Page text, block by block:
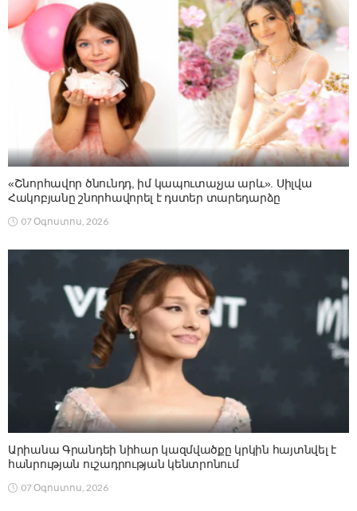
«Շնորհավոր ծնունդդ, իմ կապուտաչյա արև». Սիլվա
Հակոբյանը շնորհավորել է դստեր տարեդարձը
07 Օգոստոս, 2026
Արիանա Գրանդեի նիհար կազմվածքը կրկին հայտնվել է
հանրության ուշադրության կենտրոնում
07 Օգոստոս, 2026